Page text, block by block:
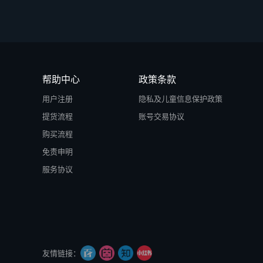
帮助中心
用户注册
提货流程
购买流程
免责申明
服务协议
政策条款
隐私及儿童信息保护政策
账号交易协议
友情链接：